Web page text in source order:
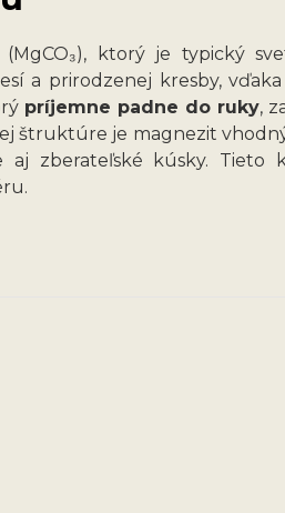
(MgCO₃), ktorý je typický
a prirodzenej kresby,
príjemne padne do ruky,
štruktúre je magnezit
zberateľské kúsky. Tieto